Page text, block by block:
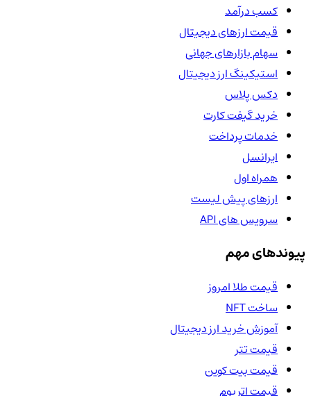
کسب درآمد
قیمت ارزهای دیجیتال
سهام بازارهای جهانی
استیکینگ ارز دیجیتال
دکس پلاس
خرید گیفت کارت
خدمات پرداخت
ایرانسل
همراه اول
ارزهای پیش لیست
سرویس های API
پیوندهای مهم
قیمت طلا امروز
ساخت NFT
آموزش خرید ارز دیجیتال
قیمت تتر
قیمت بیت کوین
قیمت اتریوم